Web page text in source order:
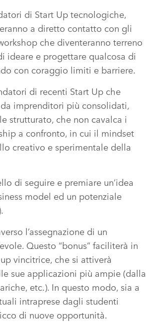
di Start Up tecnologiche,
a diretto contatto con gli
che diventeranno terreno
ideare e progettare qualcosa di
con coraggio limiti e barriere.
di recenti Start Up che
imprenditori più consolidati,
strutturato, che non cavalca i
a confronto, in cui il mindset
creativo e sperimentale della
di seguire e premiare un’idea
model ed un potenziale
l’assegnazione di un
Questo “bonus” faciliterà in
vincitrice, che si attiverà
sue applicazioni più ampie (dalla
etc.). In questo modo, sia a
intraprese dagli studenti
di nuove opportunità.